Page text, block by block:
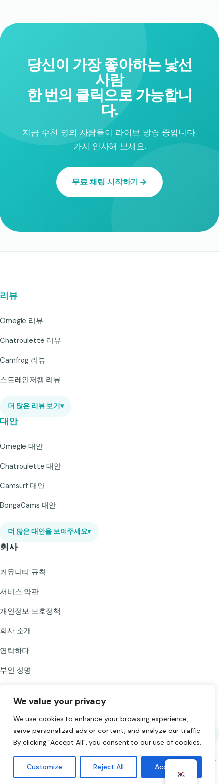
We value your privacy
We use cookies to enhance your browsing experience,
serve personalized ads or content, and analyze our traffic.
By clicking "Accept All", you consent to our use of cookies.
Customize Reject All Accept All
당신이 가장 좋아하는 낯선
사람
한 번의 클릭으로 가능합니
다.
지금 수천 명의 사람들이 라이브 방송 중입니다.
가서 인사해 보세요.
무료 채팅 시작하기
리뷰
Omegle 리뷰
Chatroulette 리뷰
Camfrog 리뷰
스트레인저캠 리뷰
더 많은 리뷰 보기 ▾
대안
Omegle 대안
Chatroulette 대안
Camsurf 대안
BongaCams 대안
더 많은 대안을 보여주세요▾
회사
커뮤니티 규칙
서비스 약관
개인정보 보호정책
회사 소개
연락하다
부인 성명
Chat to Strangers를 공유하세요
2026Chat to Strangers — 사랑을 담아 만들었습니다
. 책임감 있게 채팅
하세요. 18세 이상.